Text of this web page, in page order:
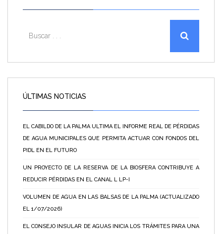
ÚLTIMAS NOTICIAS
EL CABILDO DE LA PALMA ULTIMA EL INFORME REAL DE PÉRDIDAS
DE AGUA MUNICIPALES QUE PERMITA ACTUAR CON FONDOS DEL
PIDL EN EL FUTURO
UN PROYECTO DE LA RESERVA DE LA BIOSFERA CONTRIBUYE A
REDUCIR PÉRDIDAS EN EL CANAL L LP-I
VOLUMEN DE AGUA EN LAS BALSAS DE LA PALMA (ACTUALIZADO
EL 1/07/2026)
EL CONSEJO INSULAR DE AGUAS INICIA LOS TRÁMITES PARA UNA